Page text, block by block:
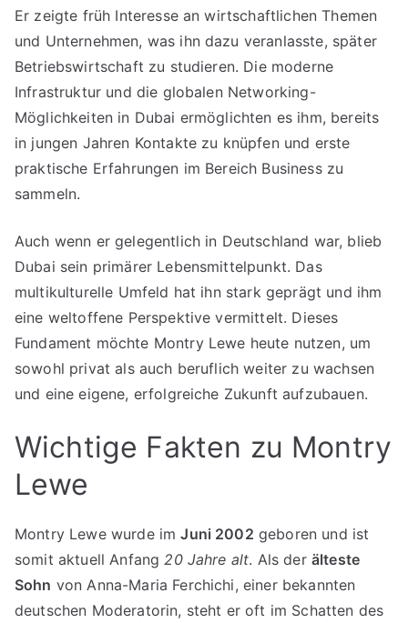
Er zeigte früh Interesse an wirtschaftlichen Themen
und Unternehmen, was ihn dazu veranlasste, später
Betriebswirtschaft zu studieren. Die moderne
Infrastruktur und die globalen Networking-
Möglichkeiten in Dubai ermöglichten es ihm, bereits
in jungen Jahren Kontakte zu knüpfen und erste
praktische Erfahrungen im Bereich Business zu
sammeln.
Auch wenn er gelegentlich in Deutschland war, blieb
Dubai sein primärer Lebensmittelpunkt. Das
multikulturelle Umfeld hat ihn stark geprägt und ihm
eine weltoffene Perspektive vermittelt. Dieses
Fundament möchte Montry Lewe heute nutzen, um
sowohl privat als auch beruflich weiter zu wachsen
und eine eigene, erfolgreiche Zukunft aufzubauen.
Wichtige Fakten zu Montry
Lewe
Montry Lewe wurde imJuni 2002 geboren und ist
somit aktuell Anfang 20 Jahre alt. Als der älteste
Sohn von Anna-Maria Ferchichi, einer bekannten
deutschen Moderatorin, steht er oft im Schatten des